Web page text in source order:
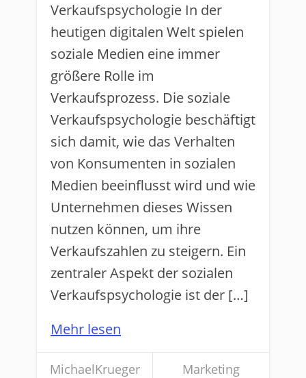
Verkaufspsychologie In der
heutigen digitalen Welt spielen
soziale Medien eine immer
größere Rolle im
Verkaufsprozess. Die soziale
Verkaufspsychologie beschäftigt
sich damit, wie das Verhalten
von Konsumenten in sozialen
Medien beeinflusst wird und wie
Unternehmen dieses Wissen
nutzen können, um ihre
Verkaufszahlen zu steigern. Ein
zentraler Aspekt der sozialen
Verkaufspsychologie ist der […]
Mehr lesen
MichaelKrueger Marketing